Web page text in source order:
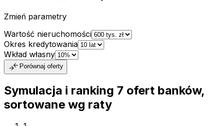
Zmień parametry
Wartość nieruchomości
Okres kredytowania
Wkład własny
compare_arrows Porównaj oferty
Symulacja i ranking 7 ofert banków,
sortowane wg raty